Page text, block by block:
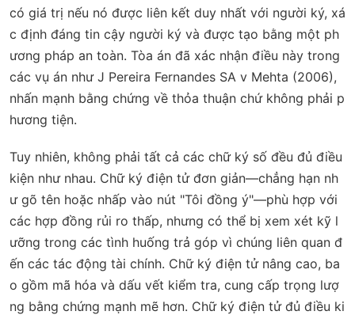
có giá trị nếu nó được liên kết duy nhất với người ký, xá
c định đáng tin cậy người ký và được tạo bằng một ph
ương pháp an toàn. Tòa án đã xác nhận điều này trong
các vụ án như J Pereira Fernandes SA v Mehta (2006),
nhấn mạnh bằng chứng về thỏa thuận chứ không phải p
hương tiện.
Tuy nhiên, không phải tất cả các chữ ký số đều đủ điều
kiện như nhau. Chữ ký điện tử đơn giản—chẳng hạn nh
ư gõ tên hoặc nhấp vào nút "Tôi đồng ý"—phù hợp với
các hợp đồng rủi ro thấp, nhưng có thể bị xem xét kỹ l
ưỡng trong các tình huống trả góp vì chúng liên quan đ
ến các tác động tài chính. Chữ ký điện tử nâng cao, ba
o gồm mã hóa và dấu vết kiểm tra, cung cấp trọng lượ
ng bằng chứng mạnh mẽ hơn. Chữ ký điện tử đủ điều ki